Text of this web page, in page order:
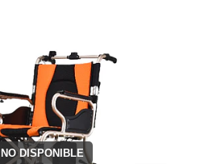
NO DISPONIBLE